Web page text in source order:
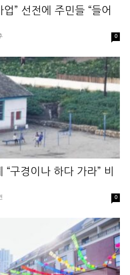
” 선전에 주민들 “들어
0
구경이나 하다 가라” 비
0